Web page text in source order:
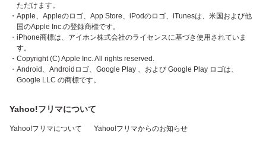
ただけます。
・Apple、Appleのロゴ、App Store、iPodのロゴ、iTunesは、米国および他
国のApple Inc.の登録商標です。
・iPhone商標は、アイホン株式会社のライセンスに基づき使用されていま
す。
・Copyright (C) Apple Inc. All rights reserved.
・Android、Androidロゴ、Google Play 、および Google Play ロゴは、
Google LLC の商標です。
Yahoo!フリマについて
Yahoo!フリマについて Yahoo!フリマからのお知らせ